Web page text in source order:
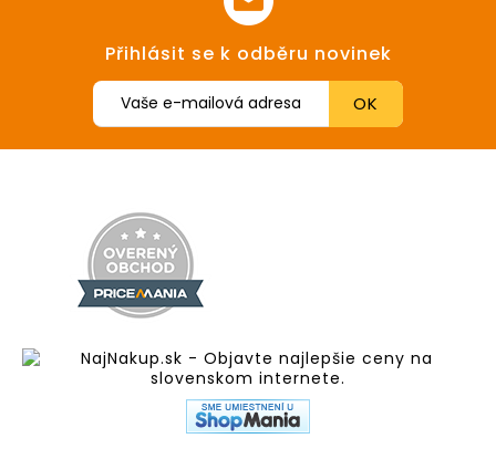
Přihlásit se k odběru novinek